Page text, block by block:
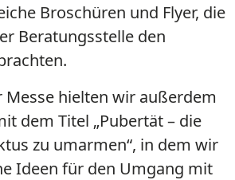
Broschüren und Flyer, die
Beratungsstelle den
Messe hielten wir außerdem
dem Titel „Pubertät – die
zu umarmen“, in dem wir
Ideen für den Umgang mit